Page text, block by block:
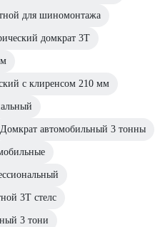
для шиномонтажа
домкрат 3Т
с клиренсом 210 мм
Домкрат автомобильный 3 тонны
3Т стелс
3 тони